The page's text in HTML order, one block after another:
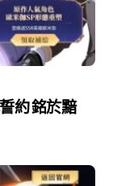
約 銘於黯